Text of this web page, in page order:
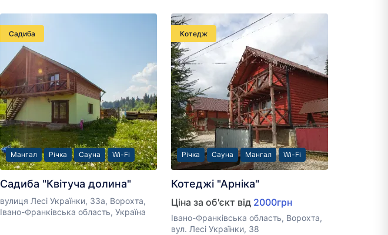
Садиба
Мангал Річка Сауна Wi-Fi
Садиба "Квітуча долина"
вулиця Лесі Українки, 33а, Ворохта,
Івано-Франківська область, Україна
Котедж
Річка Сауна Мангал Wi-Fi
Котеджі "Арніка"
Ціна за об'єкт від 2000грн
Івано-Франківська область, Ворохта,
вул. Лесі Українки, 38